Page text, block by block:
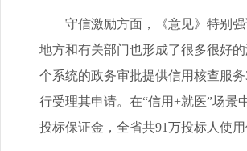
守信激励方面，《意见》特别强
地方和有关部门也形成了很多很好
个系统的政务审批提供信用核查服
行受理其申请。在“信用+就医”场
投标保证金，全省共91万投标人使